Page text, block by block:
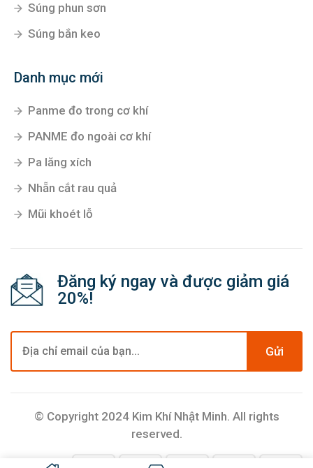
Súng phun sơn
Súng bắn keo
Danh mục mới
Panme đo trong cơ khí
PANME đo ngoài cơ khí
Pa lăng xích
Nhẵn cắt rau quả
Mũi khoét lỗ
Đăng ký ngay và được giảm giá
20%!
Gửi
© Copyright 2024 Kim Khí Nhật Minh. All rights
reserved.